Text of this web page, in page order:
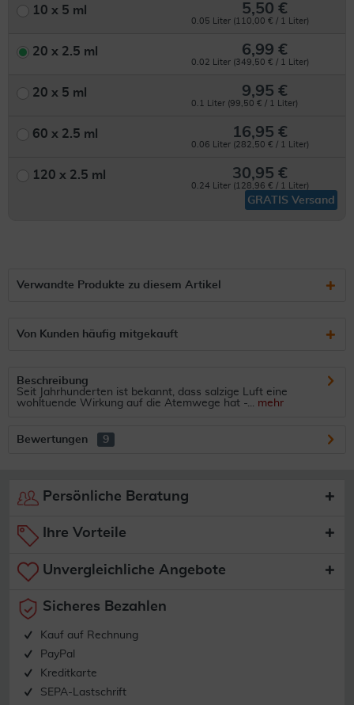
10 x 5 ml 5,50 €
0.05 Liter (110,00 € / 1 Liter)
20 x 2.5 ml 6,99 €
0.02 Liter (349,50 € / 1 Liter)
20 x 5 ml 9,95 €
0.1 Liter (99,50 € / 1 Liter)
60 x 2.5 ml 16,95 €
0.06 Liter (282,50 € / 1 Liter)
120 x 2.5 ml 30,95 €
0.24 Liter (128,96 € / 1 Liter)
GRATIS Versand
Verwandte Produkte zu diesem Artikel
Von Kunden häufig mitgekauft
Beschreibung
Seit Jahrhunderten ist bekannt, dass salzige Luft eine
wohltuende Wirkung auf die Atemwege hat -... mehr
Bewertungen 9
Persönliche Beratung
Ihre Vorteile
Unvergleichliche Angebote
Sicheres Bezahlen
Kauf auf Rechnung
PayPal
Kreditkarte
SEPA-Lastschrift